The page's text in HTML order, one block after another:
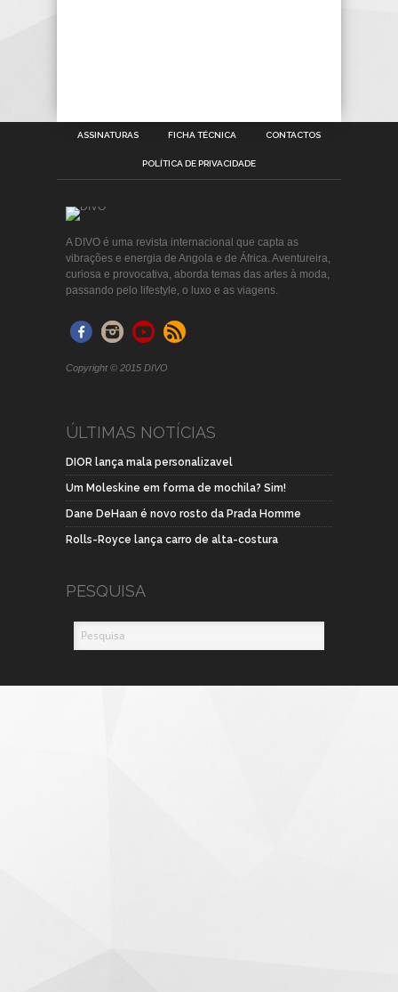
ASSINATURAS FICHA TÉCNICA CONTACTOS
POLÍTICA DE PRIVACIDADE
A DIVO é uma revista internacional que capta as
vibrações e energia de Angola e de África. Aventureira,
curiosa e provocativa, aborda temas das artes à moda,
passando pelo lifestyle, o luxo e as viagens.
Copyright © 2015 DIVO
ÚLTIMAS NOTÍCIAS
DIOR lança mala personalizavel
Um Moleskine em forma de mochila? Sim!
Dane DeHaan é novo rosto da Prada Homme
Rolls-Royce lança carro de alta-costura
PESQUISA